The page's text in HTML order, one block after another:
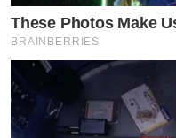
SŌLVANI พิษณุโลก พร้อม
These Photos Make
BRAINBERRIES